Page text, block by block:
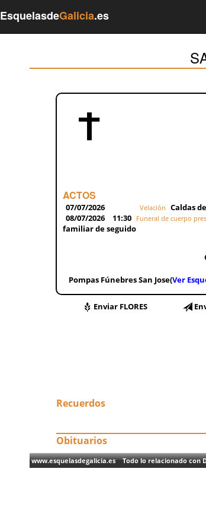
EsquelasdeGalicia.es
ACTOS
07/07/2026 Velación Caldas
08/07/2026
11:30 Funeral de cuerpo
familiar de seguido
Pompas Fúnebres San Jose(Ver
Enviar FLORES
Recuerdos
Obituarios
www.esquelasdegalicia.es Todo lo relacionado con